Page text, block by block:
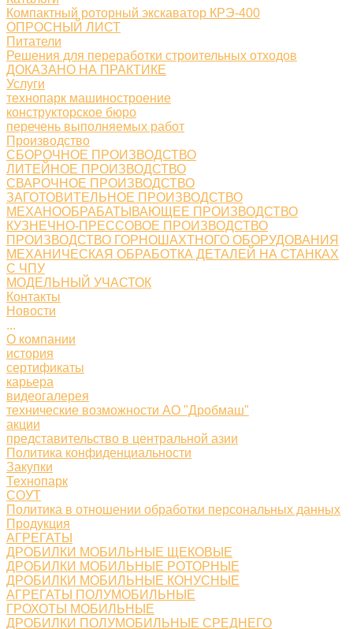
Компактный роторный экскаватор КРЭ-400
ОПРОСНЫЙ ЛИСТ
Питатели
Решения для переработки строительных отходов
ДОКАЗАНО НА ПРАКТИКЕ
Услуги
технопарк машиностроение
конструкторское бюро
перечень выполняемых работ
Производство
СБОРОЧНОЕ ПРОИЗВОДСТВО
ЛИТЕЙНОЕ ПРОИЗВОДСТВО
СВАРОЧНОЕ ПРОИЗВОДСТВО
ЗАГОТОВИТЕЛЬНОЕ ПРОИЗВОДСТВО
МЕХАНООБРАБАТЫВАЮЩЕЕ ПРОИЗВОДСТВО
КУЗНЕЧНО-ПРЕССОВОЕ ПРОИЗВОДСТВО
ПРОИЗВОДСТВО ГОРНОШАХТНОГО ОБОРУДОВАНИЯ
МЕХАНИЧЕСКАЯ ОБРАБОТКА ДЕТАЛЕЙ НА СТАНКАХ
С ЧПУ
МОДЕЛЬНЫЙ УЧАСТОК
Контакты
Новости
...
О компании
история
сертификаты
карьера
видеогалерея
технические возможности АО "Дробмаш"
акции
представительство в центральной азии
Политика конфиденциальности
Закупки
Технопарк
СОУТ
Политика в отношении обработки персональных данных
Продукция
АГРЕГАТЫ
ДРОБИЛКИ МОБИЛЬНЫЕ ЩЕКОВЫЕ
ДРОБИЛКИ МОБИЛЬНЫЕ РОТОРНЫЕ
ДРОБИЛКИ МОБИЛЬНЫЕ КОНУСНЫЕ
АГРЕГАТЫ ПОЛУМОБИЛЬНЫЕ
ГРОХОТЫ МОБИЛЬНЫЕ
ДРОБИЛКИ ПОЛУМОБИЛЬНЫЕ СРЕДНЕГО